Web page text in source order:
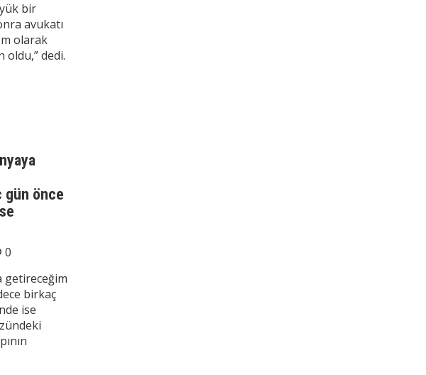
bir
avukatı
olarak
oldu,” dedi.
gün önce
0
getireceğim
birkaç
ise